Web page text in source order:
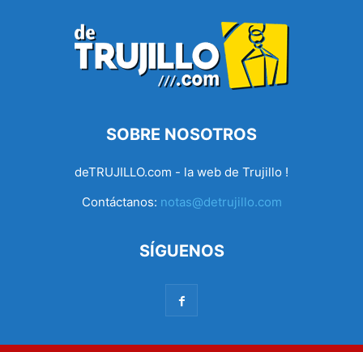
SOBRE NOSOTROS
deTRUJILLO.com - la web de Trujillo !
Contáctanos: notas@detrujillo.com
SÍGUENOS